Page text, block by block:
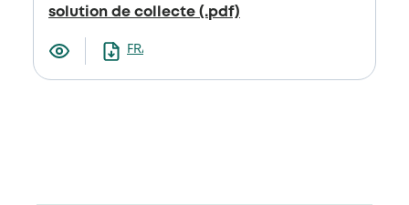
solution de collecte (.pdf)
FRANCAIS